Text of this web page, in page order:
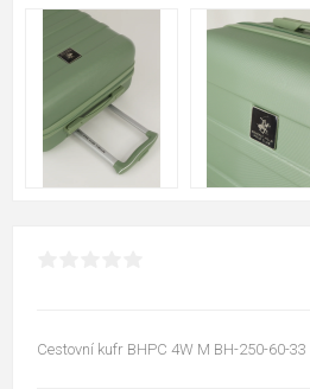
Cestovní kufr BHPC 4W M BH-250-60-